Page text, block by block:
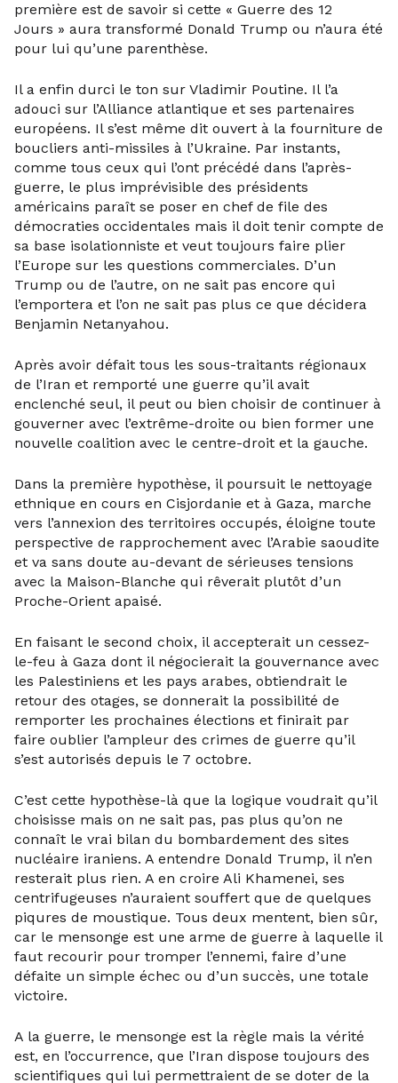
première est de savoir si cette « Guerre des 12
Jours » aura transformé Donald Trump ou n’aura été
pour lui qu’une parenthèse.
Il a enfin durci le ton sur Vladimir Poutine. Il l’a
adouci sur l’Alliance atlantique et ses partenaires
européens. Il s’est même dit ouvert à la fourniture de
boucliers anti-missiles à l’Ukraine. Par instants,
comme tous ceux qui l’ont précédé dans l’après-
guerre, le plus imprévisible des présidents
américains paraît se poser en chef de file des
démocraties occidentales mais il doit tenir compte de
sa base isolationniste et veut toujours faire plier
l’Europe sur les questions commerciales. D’un
Trump ou de l’autre, on ne sait pas encore qui
l’emportera et l’on ne sait pas plus ce que décidera
Benjamin Netanyahou.
Après avoir défait tous les sous-traitants régionaux
de l’Iran et remporté une guerre qu’il avait
enclenché seul, il peut ou bien choisir de continuer à
gouverner avec l’extrême-droite ou bien former une
nouvelle coalition avec le centre-droit et la gauche.
Dans la première hypothèse, il poursuit le nettoyage
ethnique en cours en Cisjordanie et à Gaza, marche
vers l’annexion des territoires occupés, éloigne toute
perspective de rapprochement avec l’Arabie saoudite
et va sans doute au-devant de sérieuses tensions
avec la Maison-Blanche qui rêverait plutôt d’un
Proche-Orient apaisé.
En faisant le second choix, il accepterait un cessez-
le-feu à Gaza dont il négocierait la gouvernance avec
les Palestiniens et les pays arabes, obtiendrait le
retour des otages, se donnerait la possibilité de
remporter les prochaines élections et finirait par
faire oublier l’ampleur des crimes de guerre qu’il
s’est autorisés depuis le 7 octobre.
C’est cette hypothèse-là que la logique voudrait qu’il
choisisse mais on ne sait pas, pas plus qu’on ne
connaît le vrai bilan du bombardement des sites
nucléaire iraniens. A entendre Donald Trump, il n’en
resterait plus rien. A en croire Ali Khamenei, ses
centrifugeuses n’auraient souffert que de quelques
piqures de moustique. Tous deux mentent, bien sûr,
car le mensonge est une arme de guerre à laquelle il
faut recourir pour tromper l’ennemi, faire d’une
défaite un simple échec ou d’un succès, une totale
victoire.
A la guerre, le mensonge est la règle mais la vérité
est, en l’occurrence, que l’Iran dispose toujours des
scientifiques qui lui permettraient de se doter de la